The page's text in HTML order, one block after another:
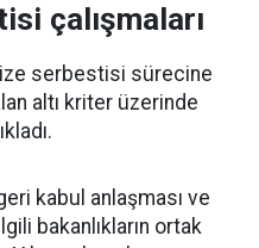
çalışmaları
serbestisi sürecine
altı kriter üzerinde
kabul anlaşması ve
bakanlıkların ortak